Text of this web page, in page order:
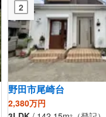
2
野田市尾崎台
2,380万円